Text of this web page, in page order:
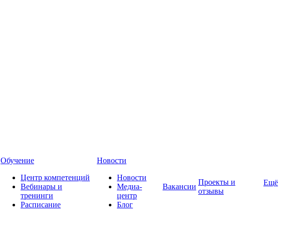
Обучение
Центр компетенций
Вебинары и
тренинги
Расписание
Новости
Новости
Медиа-
центр
Блог
Вакансии
Проекты и
отзывы
Ещё